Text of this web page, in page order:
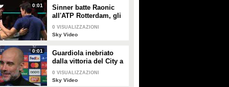
0:01
Sinner batte Raonic
all'ATP Rotterdam, gli
highlights
0 VISUALIZZAZIONI
Sky Video
0:01
Guardiola inebriato
dalla vittoria del City a
Copenaghen: "De
Bruyne come il
0 VISUALIZZAZIONI
Sky Video